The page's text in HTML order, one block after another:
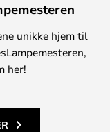
unikke hjem til
her!